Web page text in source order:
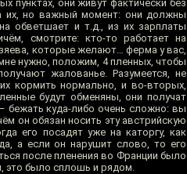
пунктах, они живут фактически без
их, но важный момент: они должны
обветшает и т.д., из их зарплаты
смотрите: кто-то работает на
которые желают… ферма у вас,
нужно, положим, 4 пленных, чтобы
жалованье. Разумеется, не
кормить нормально, и во-вторых,
будут обменяны, они получат
бежать куда-либо очень сложно: вы
он обязан носить эту австрийскую
его посадят уже на каторгу, как
а если он нарушит слово, то его
после пленения во Франции было
это было сплошь и рядом.